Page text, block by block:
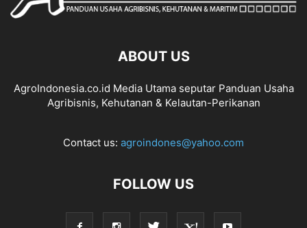
ABOUT US
AgroIndonesia.co.id Media Utama seputar Panduan Usaha
Agribisnis, Kehutanan & Kelautan-Perikanan
Contact us: agroindones@yahoo.com
FOLLOW US